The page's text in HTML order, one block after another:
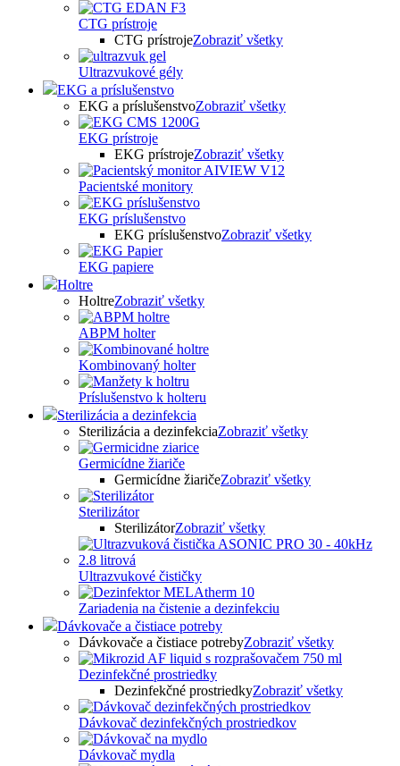
CTG prístroje
CTG prístrojeZobraziť všetky
Ultrazvukové gély
EKG a príslušenstvo
EKG a príslušenstvoZobraziť všetky
EKG prístroje
EKG prístrojeZobraziť všetky
Pacientské monitory
EKG príslušenstvo
EKG príslušenstvoZobraziť všetky
EKG papiere
Holtre
HoltreZobraziť všetky
ABPM holter
Kombinovaný holter
Príslušenstvo k holteru
Sterilizácia a dezinfekcia
Sterilizácia a dezinfekciaZobraziť všetky
Germicídne žiariče
Germicídne žiaričeZobraziť všetky
Sterilizátor
SterilizátorZobraziť všetky
Ultrazvukové čističky
Zariadenia na čistenie a dezinfekciu
Dávkovače a čistiace potreby
Dávkovače a čistiace potrebyZobraziť všetky
Dezinfekčné prostriedky
Dezinfekčné prostriedkyZobraziť všetky
Dávkovač dezinfekčných prostriedkov
Dávkovač mydla